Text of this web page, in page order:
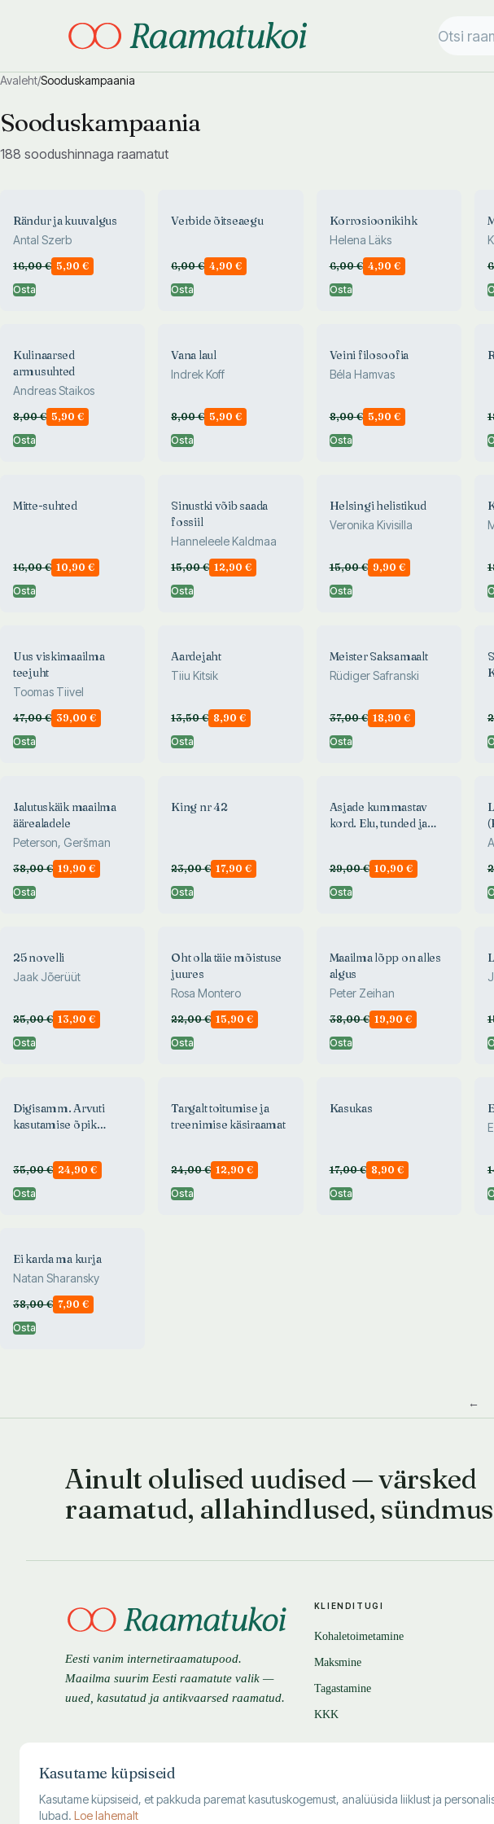
Avaleht/Sooduskampaania
Sooduskampaania
188 soodushinnaga raamatut
Rändur ja kuuvalgus
Antal Szerb
16,00 € 5,90 €
Osta
Verbide õitseaegu
6,00 € 4,90 €
Osta
Korrosioonikihk
Helena Läks
6,00 € 4,90 €
Osta
Kulinaarsed
armusuhted
Andreas Staikos
8,00 € 5,90 €
Osta
Vana laul
Indrek Koff
8,00 € 5,90 €
Osta
Veini filosoofia
Béla Hamvas
8,00 € 5,90 €
Osta
Mitte-suhted
16,00 € 10,90 €
Osta
Sinustki võib saada
fossiil
Hanneleele Kaldmaa
15,00 € 12,90 €
Osta
Helsingi helistikud
Veronika Kivisilla
15,00 € 9,90 €
Osta
Uus viskimaailma
teejuht
Toomas Tiivel
47,00 € 39,00 €
Osta
Aardejaht
Tiiu Kitsik
13,50 € 8,90 €
Osta
Meister Saksamaalt
Rüdiger Safranski
37,00 € 18,90 €
Osta
Jalutuskäik maailma
äärealadele
Peterson, Geršman
38,00 € 19,90 €
Osta
King nr 42
23,00 € 17,90 €
Osta
Asjade kummastav
kord. Elu, tunded ja
29,00 € 10,90 €
Osta
25 novelli
Jaak Jõerüüt
25,00 € 13,90 €
Osta
Oht olla täie mõistuse
juures
Rosa Montero
22,00 € 15,90 €
Osta
Maailma lõpp on alles
algus
Peter Zeihan
38,00 € 19,90 €
Osta
Digisamm. Arvuti
kasutamise õpik
35,00 € 24,90 €
Osta
Targalt toitumise ja
treenimise käsiraamat
24,00 € 12,90 €
Osta
Kasukas
17,00 € 8,90 €
Osta
Ei karda ma kurja
Natan Sharansky
38,00 € 7,90 €
Osta
←
Ainult olulised uudised — värsked
raamatud, allahindlused,
Eesti vanim internetiraamatupood.
Maailma suurim Eesti raamatute valik —
uued, kasutatud ja antikvaarsed raamatud.
KLIENDITUGI
Kohaletoimetamine
Maksmine
Tagastamine
KKK
Kasutame küpsiseid
Kasutame küpsiseid, et pakkuda paremat kasutuskogemust, analüüsida liiklust ja
lubad. Loe lahemalt